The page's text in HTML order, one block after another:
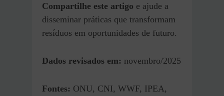
Compartilhe este artigo e ajude a
disseminar práticas que transformam
resíduos em oportunidades de futuro.
Dados revisados em: novembro/2025
Fontes: ONU, CNI, WWF, IPEA,